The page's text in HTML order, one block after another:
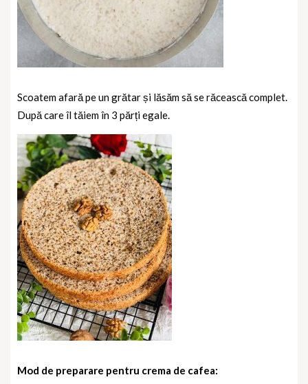
Scoatem afară pe un grătar și lăsăm să se răcească complet.
După care îl tăiem în 3 părți egale.
Mod de preparare pentru crema de cafea: